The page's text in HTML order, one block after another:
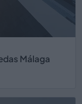
Málaga